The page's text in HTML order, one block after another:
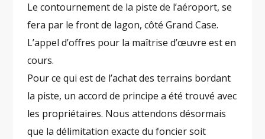
Le contournement de la piste de l’aéroport, se
fera par le front de lagon, côté Grand Case.
L’appel d’offres pour la maîtrise d’œuvre est en
cours.
Pour ce qui est de l’achat des terrains bordant
la piste, un accord de principe a été trouvé avec
les propriétaires. Nous attendons désormais
que la délimitation exacte du foncier soit